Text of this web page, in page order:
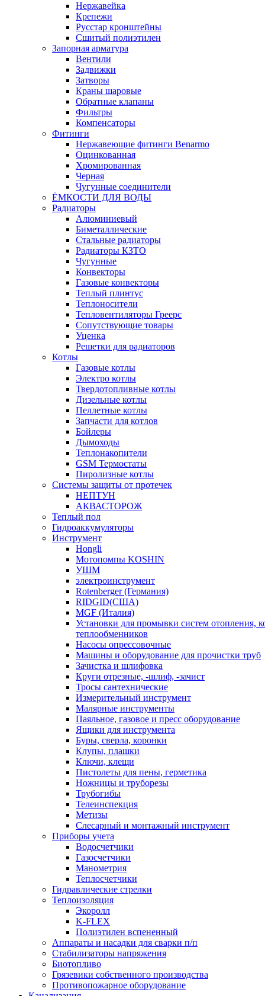
Нержавейка
Крепежи
Русстар кронштейны
Сшитый полиэтилен
Запорная арматура
Вентили
Задвижки
Затворы
Краны шаровые
Обратные клапаны
Фильтры
Компенсаторы
Фитинги
Нержавеющие фитинги Benarmo
Оцинкованная
Хромированная
Черная
Чугунные соединители
ЁМКОСТИ ДЛЯ ВОДЫ
Радиаторы
Алюминиевый
Биметаллические
Стальные радиаторы
Радиаторы КЗТО
Чугунные
Конвекторы
Газовые конвекторы
Теплый плинтус
Теплоносители
Тепловентиляторы Греерс
Сопутствующие товары
Уценка
Решетки для радиаторов
Котлы
Газовые котлы
Электро котлы
Твердотопливные котлы
Дизельные котлы
Пеллетные котлы
Запчасти для котлов
Бойлеры
Дымоходы
Теплонакопители
GSM Термостаты
Пиролизные котлы
Системы защиты от протечек
НЕПТУН
АКВАСТОРОЖ
Теплый пол
Гидроаккумуляторы
Инструмент
Hongli
Мотопомпы KOSHIN
УШМ
электроинструмент
Rotenberger (Германия)
RIDGID(США)
MGF (Италия)
Установки для промывки систем отопления,
теплообменников
Насосы опрессовочные
Машины и оборудование для прочистки труб
Зачистка и шлифовка
Круги отрезные, -шлиф, -зачист
Тросы сантехнические
Измерительный инструмент
Малярные инструменты
Паяльное, газовое и пресс оборудование
Ящики для инструмента
Буры, сверла, коронки
Клупы, плашки
Ключи, клещи
Пистолеты для пены, герметика
Ножницы и труборезы
Трубогибы
Телеинспекция
Метизы
Слесарный и монтажный инструмент
Приборы учета
Водосчетчики
Газосчетчики
Манометрия
Теплосчетчики
Гидравлические стрелки
Теплоизоляция
Экоролл
K-FLEX
Полиэтилен вспененный
Аппараты и насадки для сварки п/п
Стабилизаторы напряжения
Биотопливо
Грязевики собственного производства
Противопожарное оборудование